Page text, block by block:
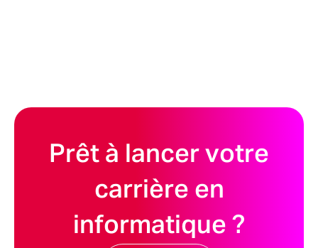
Prêt à lancer votre
carrière en
informatique ?